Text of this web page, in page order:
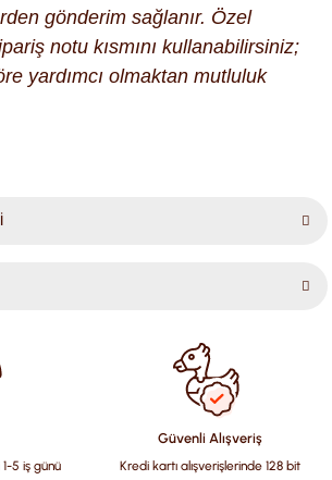
gönderim sağlanır. Özel
notu kısmını kullanabilirsiniz;
yardımcı olmaktan mutluluk
noktaları öneri formunu
iletebilirsiniz.
için teşekkür ederiz.
bozuk veya görüntülenemiyor.
1-5 iş günü
Güvenli Alışveriş
Kredi kartı alışverişlerinde 128 bit